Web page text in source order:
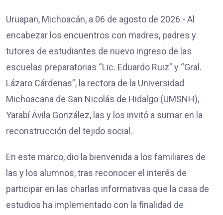
Uruapan, Michoacán, a 06 de agosto de 2026.- Al
encabezar los encuentros con madres, padres y
tutores de estudiantes de nuevo ingreso de las
escuelas preparatorias “Lic. Eduardo Ruiz” y “Gral.
Lázaro Cárdenas”, la rectora de la Universidad
Michoacana de San Nicolás de Hidalgo (UMSNH),
Yarabí Ávila González, las y los invitó a sumar en la
reconstrucción del tejido social.
En este marco, dio la bienvenida a los familiares de
las y los alumnos, tras reconocer el interés de
participar en las charlas informativas que la casa de
estudios ha implementado con la finalidad de